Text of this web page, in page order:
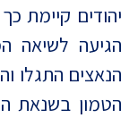
יהודים קיימת
הגיעה לשיאה
הנאצים התגלו
הטמון בשנאת